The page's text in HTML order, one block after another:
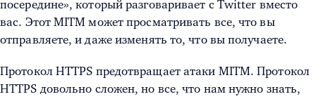
посередине», который разговаривает с Twitter вместо
вас. Этот MITM может просматривать все, что вы
отправляете, и даже изменять то, что вы получаете.
Протокол HTTPS предотвращает атаки MITM. Протокол
HTTPS довольно сложен, но все, что нам нужно знать,